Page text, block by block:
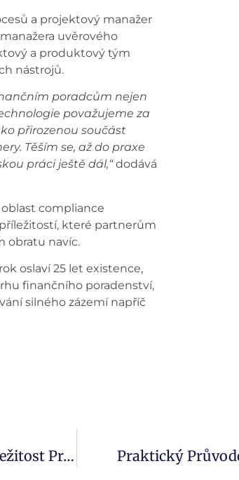
a projektový manažer
uvěrového
a produktový tým
nástrojů.
poradcům nejen
považujeme za
přirozenou součást
Těším se, až do praxe
práci ještě dál,“dodává
compliance
které partnerům
obratu navíc.
oslaví 25 let existence,
finančního poradenství,
silného zázemí napříč
MAGA, Nebo MEGA? Evropské Akcie Nabízejí Příležitost Pro Hodnotové Investory Praktický